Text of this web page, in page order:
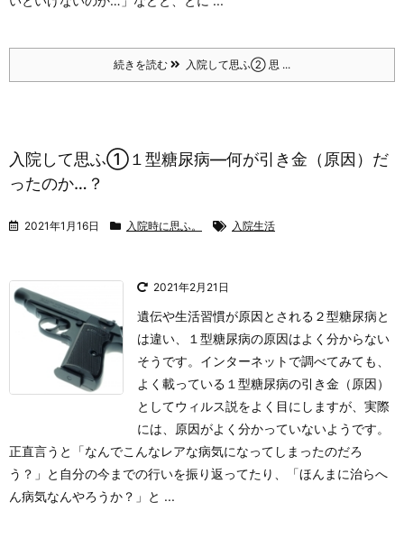
続きを読む 入院して思ふ② 思 ...
入院して思ふ①１型糖尿病―何が引き金（原因）だ
ったのか…？
2021年1月16日 入院時に思ふ。 入院生活
2021年2月21日
遺伝や生活習慣が原因とされる２型糖尿病と
は違い、１型糖尿病の原因はよく分からない
そうです。インターネットで調べてみても、
よく載っている１型糖尿病の引き金（原因）
としてウィルス説をよく目にしますが、実際
には、原因がよく分かっていないようです。
正直言うと「なんでこんなレアな病気になってしまったのだろ
う？」と自分の今までの行いを振り返ってたり、「ほんまに治らへ
ん病気なんやろうか？」と ...